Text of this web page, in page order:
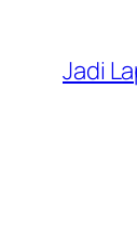
content
Jadi